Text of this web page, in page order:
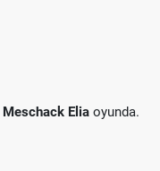
Meschack Elia oyunda.